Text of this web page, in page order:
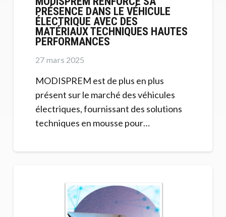
PRÉSENCE DANS LE VÉHICULE
ÉLECTRIQUE AVEC DES
MATÉRIAUX TECHNIQUES HAUTES
PERFORMANCES
27 mars 2025
MODISPREM est de plus en plus
présent sur le marché des véhicules
électriques, fournissant des solutions
techniques en mousse pour…